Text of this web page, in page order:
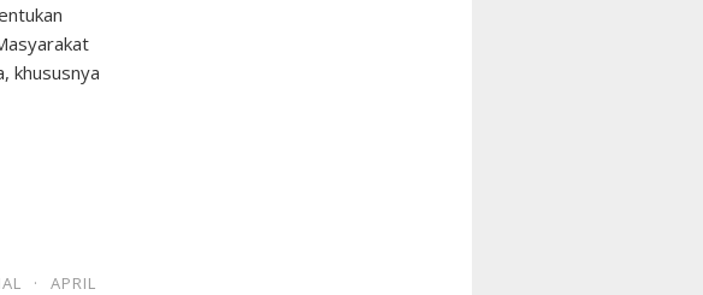
khususnya
·
APRIL